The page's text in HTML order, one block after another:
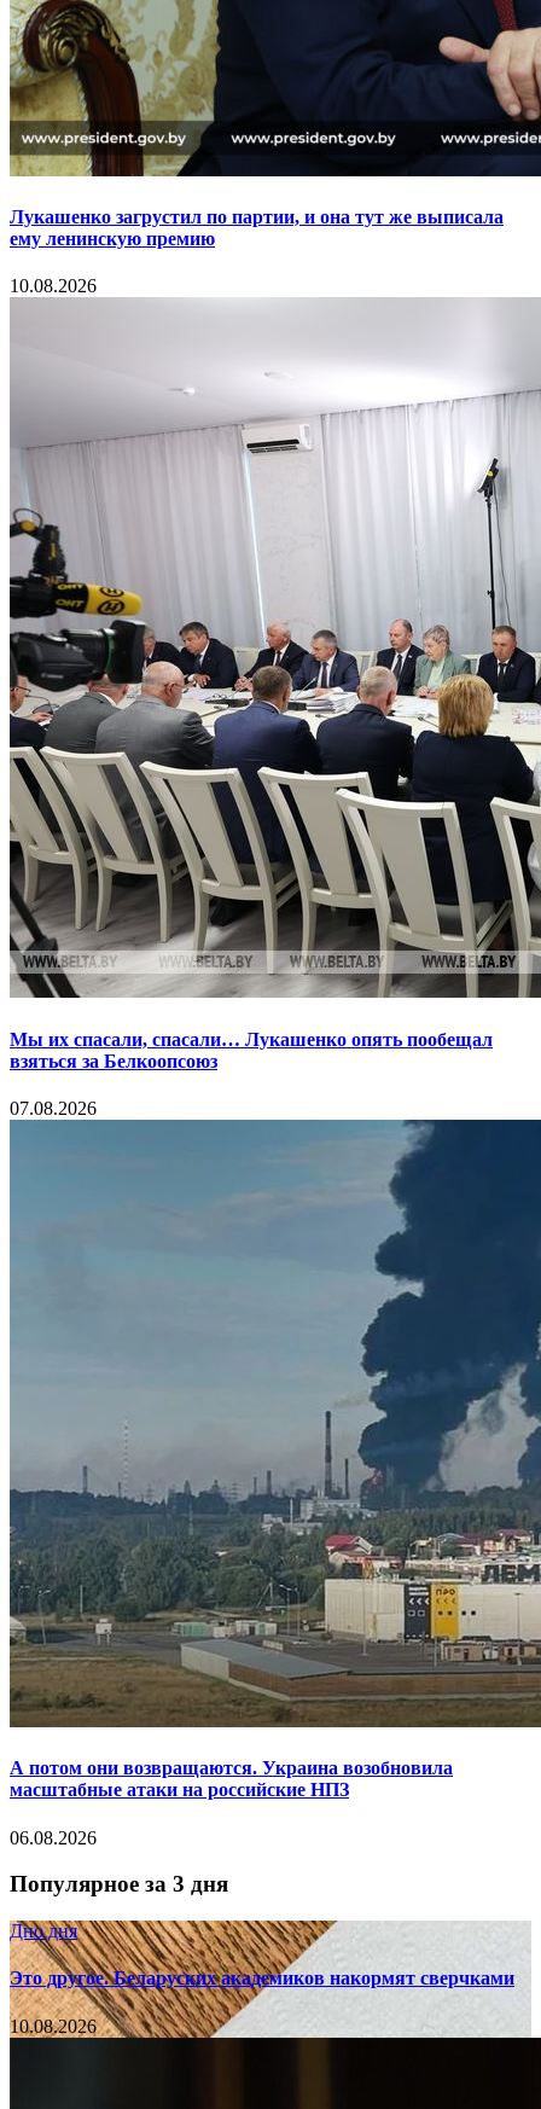
Лукашенко загрустил по партии, и она тут же выписала
ему ленинскую премию
10.08.2026
Мы их спасали, спасали… Лукашенко опять пообещал
взяться за Белкоопсоюз
07.08.2026
А потом они возвращаются. Украина возобновила
масштабные атаки на российские НПЗ
06.08.2026
Популярное за 3 дня
Дно дня
Это другое. Беларуских академиков накормят сверчками
10.08.2026